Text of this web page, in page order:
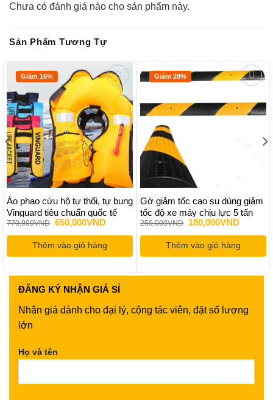
Chưa có đánh giá nào cho sản phẩm này.
Sản Phẩm Tương Tự
Giảm 16%
Áo phao cứu hộ tự thổi, tự bung
Vinguard tiêu chuẩn quốc tế
770,000VND Giá
là:
770,000VND.
650,000VNDGiá
tại
là:
650,000VND.
Thêm vào giỏ hàng
Giảm 28%
Gờ giảm tốc cao su dùng giảm
tốc độ xe máy chịu lực 5 tấn
250,000VND
Giá
là:
250,000VND.
180,000VNDGiá
tại
là:
Thêm vào giỏ hàng
ĐĂNG KÝ NHẬN GIÁ SỈ
Nhận giá dành cho đại lý, cộng tác viên, đặt số lượng
lớn
Họ và tên